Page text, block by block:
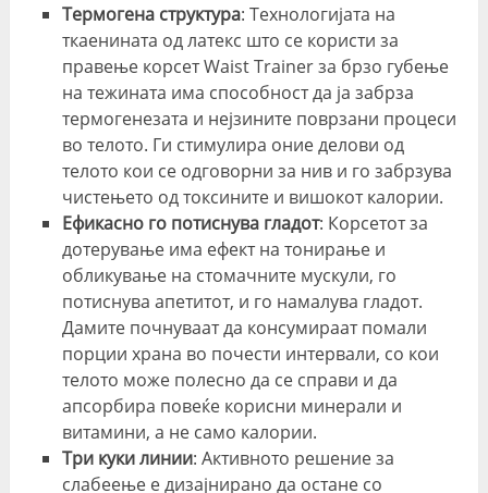
Термогена структура: Технологијата на
ткаенината од латекс што се користи за
правење корсет Waist Trainer за брзо губење
на тежината има способност да ја забрза
термогенезата и нејзините поврзани процеси
во телото. Ги стимулира оние делови од
телото кои се одговорни за нив и го забрзува
чистењето од токсините и вишокот калории.
Ефикасно го потиснува гладот: Корсетот за
дотерување има ефект на тонирање и
обликување на стомачните мускули, го
потиснува апетитот, и го намалува гладот.
Дамите почнуваат да консумираат помали
порции храна во почести интервали, со кои
телото може полесно да се справи и да
апсорбира повеќе корисни минерали и
витамини, а не само калории.
Три куки линии: Активното решение за
слабеење е дизајнирано да остане со